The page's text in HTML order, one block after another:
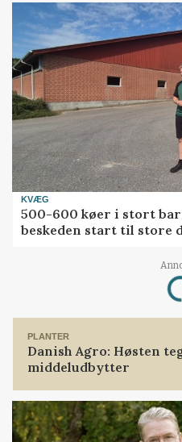
KVÆG
500-600 køer i stort
beskeden start til store
PLANTER
Danish Agro: Høsten
middeludbytter